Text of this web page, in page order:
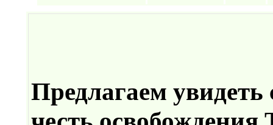
Предлагаем